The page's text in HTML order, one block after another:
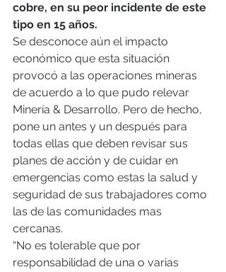
cobre, en su peor incidente de este
tipo en 15 años.
Se desconoce aún el impacto
económico que esta situación
provocó a las operaciones mineras
de acuerdo a lo que pudo relevar
Minería & Desarrollo. Pero de hecho,
pone un antes y un después para
todas ellas que deben revisar sus
planes de acción y de cuidar en
emergencias como estas la salud y
seguridad de sus trabajadores como
las de las comunidades mas
cercanas.
“No es tolerable que por
responsabilidad de una o varias